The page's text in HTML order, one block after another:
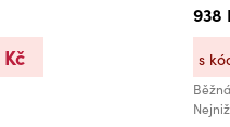
938
s